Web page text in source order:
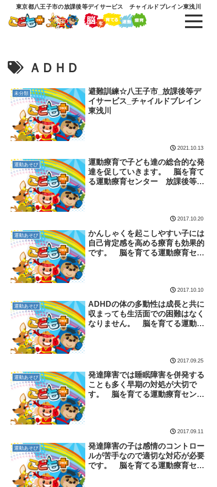
東京都八王子市の放課後等デイサービス チャイルドブレイン東浅川
ＡＤＨＤ
未分類
避難訓練☆八王子市_放課後等デ
イサービス_チャイルドブレイン
東浅川
2021.10.13
運動あそび
運動療育で子ども達の総合的な発
達を促していきます。 脳を育て
る運動療育センター 放課後等デ
2017.10.20
運動あそび
かんしゃくを起こしやすい子には
自己肯定感を高める療育も効果的
です。 脳を育てる運動療育セン
2017.10.10
運動あそび
ADHDの体の多動性は成長と共に
収まっても生活面での困難はなく
なりません。 脳を育てる運動療
2017.09.25
運動あそび
発達障害では睡眠障害を併発する
ことも多く早期の対処が大切で
す。 脳を育てる運動療育センタ
2017.09.11
運動あそび
発達障害の子は感情のコントロー
ルが苦手なので適切な対応が必要
です。 脳を育てる運動療育セン